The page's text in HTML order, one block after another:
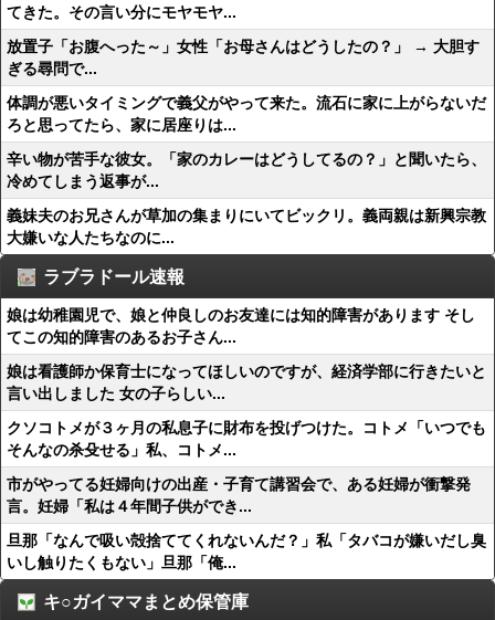
てきた。その言い分にモヤモヤ...
放置子「お腹へった～」女性「お母さんはどうしたの？」 → 大胆す
ぎる尋問で...
体調が悪いタイミングで義父がやって来た。流石に家に上がらないだ
ろと思ってたら、家に居座りは...
辛い物が苦手な彼女。「家のカレーはどうしてるの？」と聞いたら、
冷めてしまう返事が...
義妹夫のお兄さんが草加の集まりにいてビックリ。義両親は新興宗教
大嫌いな人たちなのに...
ラブラドール速報
娘は幼稚園児で、娘と仲良しのお友達には知的障害があります そし
てこの知的障害のあるお子さん...
娘は看護師か保育士になってほしいのですが、経済学部に行きたいと
言い出しました 女の子らしい...
クソコトメが３ヶ月の私息子に財布を投げつけた。コトメ「いつでも
そんなの杀殳せる」私、コトメ...
市がやってる妊婦向けの出産・子育て講習会で、ある妊婦が衝撃発
言。妊婦「私は４年間子供ができ...
旦那「なんで吸い殻捨ててくれないんだ？」私「タバコが嫌いだし臭
いし触りたくもない」旦那「俺...
キ○ガイママまとめ保管庫